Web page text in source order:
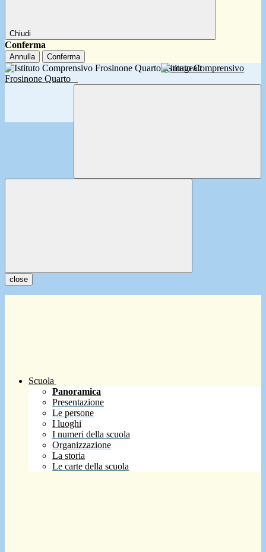
Chiudi
Conferma
Annulla Conferma
Istituto Comprensivo
Frosinone Quarto
close
Scuola
Panoramica
Presentazione
Le persone
I luoghi
I numeri della scuola
Organizzazione
La storia
Le carte della scuola